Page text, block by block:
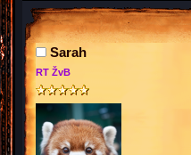
Sarah
RT ŽvB